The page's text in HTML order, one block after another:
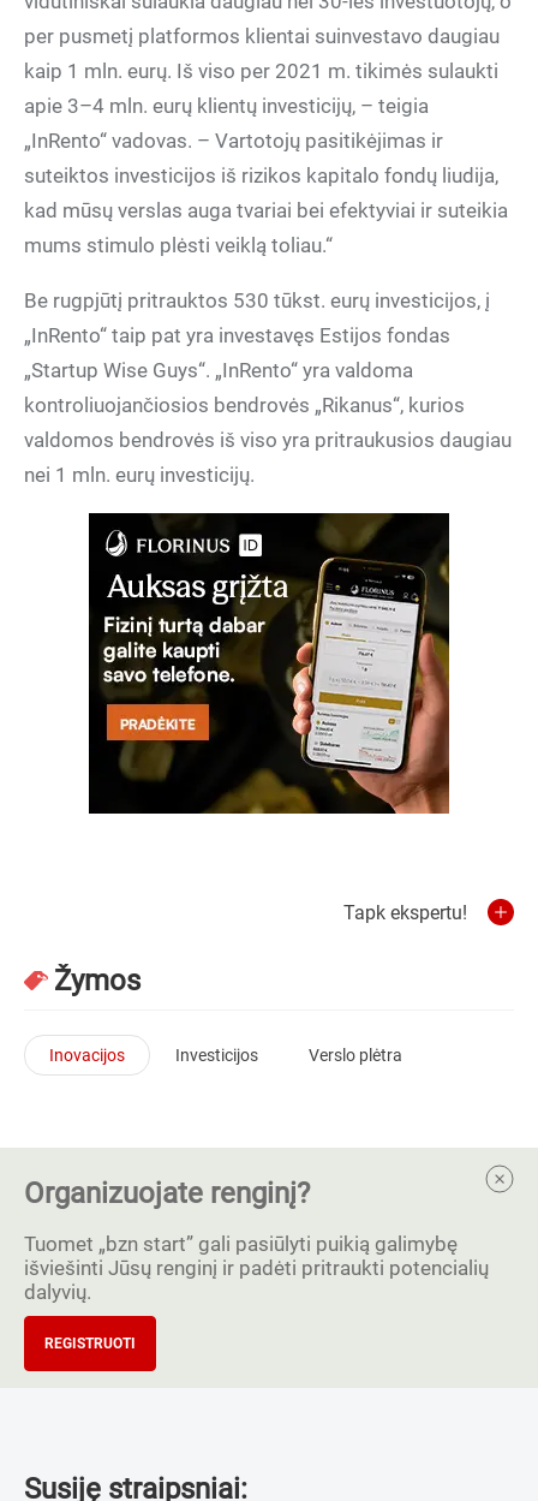
per pusmetį platformos klientai suinvestavo daugiau
kaip 1 mln. eurų. Iš viso per 2021 m. tikimės sulaukti
apie 3–4 mln. eurų klientų investicijų, – teigia
„InRento“ vadovas. – Vartotojų pasitikėjimas ir
suteiktos investicijos iš rizikos kapitalo fondų liudija,
kad mūsų verslas auga tvariai bei efektyviai ir suteikia
mums stimulo plėsti veiklą toliau.“
Be rugpjūtį pritrauktos 530 tūkst. eurų investicijos, į
„InRento“ taip pat yra investavęs Estijos fondas
„Startup Wise Guys“. „InRento“ yra valdoma
kontroliuojančiosios bendrovės „Rikanus“, kurios
valdomos bendrovės iš viso yra pritraukusios daugiau
nei 1 mln. eurų investicijų.
Tapk ekspertu!
Žymos
Inovacijos Investicijos Verslo plėtra
Organizuojate renginį?
Tuomet „bzn start” gali pasiūlyti puikią galimybę
išviešinti Jūsų renginį ir padėti pritraukti potencialių
dalyvių.
REGISTRUOTI
Susiję straipsniai: